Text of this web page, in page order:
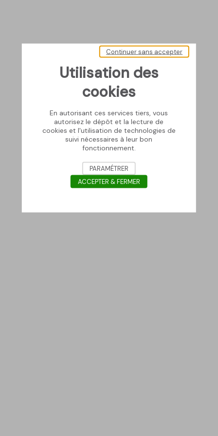
Utilisation des
cookies
En autorisant ces services tiers, vous
autorisez le dépôt et la lecture de
cookies et l'utilisation de technologies de
suivi nécessaires à leur bon
fonctionnement.
Continuer sans accepter
PARAMÉTRER
ACCEPTER & FERMER